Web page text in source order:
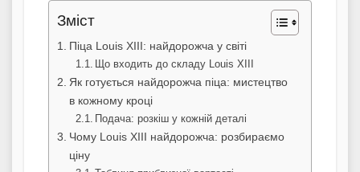
Зміст
Піца Louis XIII: найдорожча у світі
Що входить до складу Louis XIII
Як готується найдорожча піца: мистецтво
в кожному кроці
Подача: розкіш у кожній деталі
Чому Louis XIII найдорожча: розбираємо
ціну